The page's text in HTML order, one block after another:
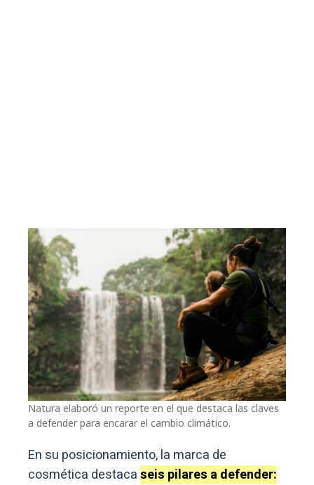
Natura elaboró un reporte en el que destaca las claves
a defender para encarar el cambio climático.
En su posicionamiento, la marca de
cosmética destacaseis pilares a defender: